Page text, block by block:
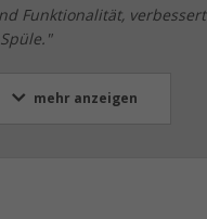
Funktionalität, verbessert
mehr anzeigen